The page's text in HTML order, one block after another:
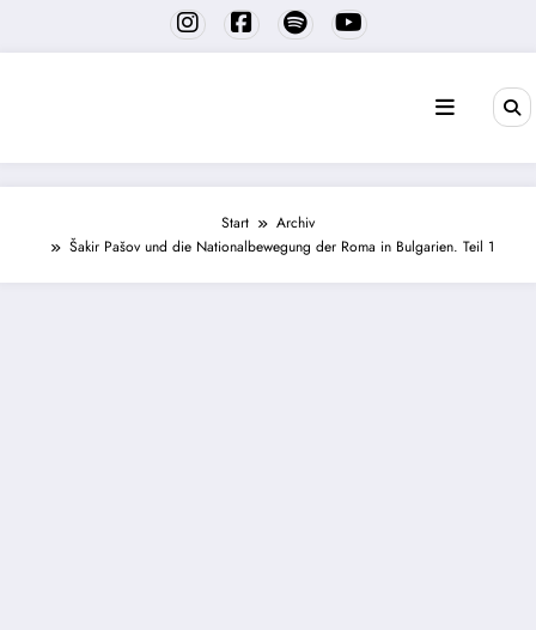
springen
Start
Archiv
Šakir Pašov und die Nationalbewegung der Roma in Bulgarien. Teil 1